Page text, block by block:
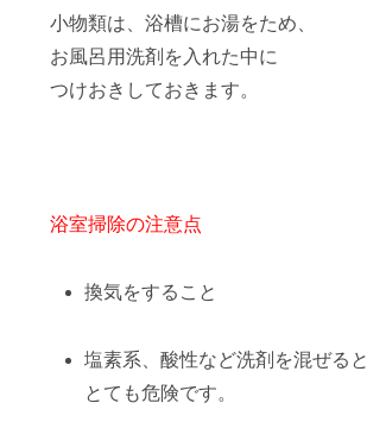
小物類は、浴槽にお湯をため、
お風呂用洗剤を入れた中に
つけおきしておきます。
浴室掃除の注意点
換気をすること
塩素系、酸性など洗剤を混ぜると
とても危険です。